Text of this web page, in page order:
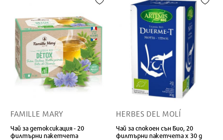
FAMILLE MARY
Чай за детоксикация - 20
филтърни пакетчета
HERBES DEL MOLÍ
Чай за спокоен сън Био, 20
филтърни пакетчета x 30 g